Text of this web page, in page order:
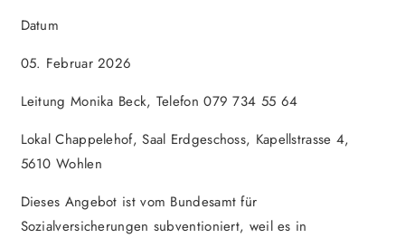
Datum
05. Februar 2026
Leitung Monika Beck, Telefon 079 734 55 64
Lokal Chappelehof, Saal Erdgeschoss, Kapellstrasse 4,
5610 Wohlen
Dieses Angebot ist vom Bundesamt für
Sozialversicherungen subventioniert, weil es in